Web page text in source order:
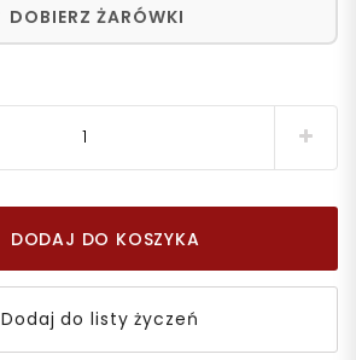
DOBIERZ ŻARÓWKI
DODAJ DO KOSZYKA
Dodaj do listy życzeń